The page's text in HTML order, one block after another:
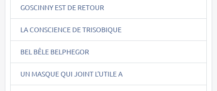
GOSCINNY EST DE RETOUR
LA CONSCIENCE DE TRISOBIQUE
BEL BÊLE BELPHEGOR
UN MASQUE QUI JOINT L'UTILE A